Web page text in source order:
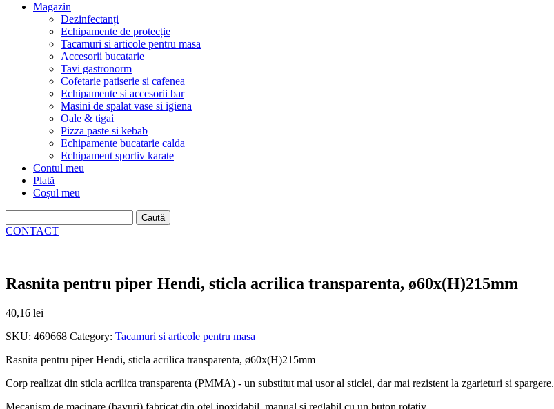
Magazin
Dezinfectanți
Echipamente de protecție
Tacamuri si articole pentru masa
Accesorii bucatarie
Tavi gastronorm
Cofetarie patiserie si cafenea
Echipamente si accesorii bar
Masini de spalat vase si igiena
Oale & tigai
Pizza paste si kebab
Echipamente bucatarie calda
Echipament sportiv karate
Contul meu
Plată
Coșul meu
după:
CONTACT
Rasnita pentru piper Hendi, sticla acrilica transparenta, ø60x(H)215mm
40,16 lei
SKU: 469668 Category: Tacamuri si articole pentru masa
Rasnita pentru piper Hendi, sticla acrilica transparenta, ø60x(H)215mm
Corp realizat din sticla acrilica transparenta (PMMA) - un substitut mai usor al sticlei, dar mai rezistent la zgarieturi si spargere.
Mecanism de macinare (bavuri) fabricat din otel inoxidabil, manual si reglabil cu un buton rotativ.